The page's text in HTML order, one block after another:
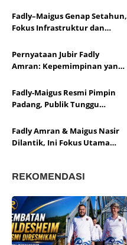
Fadly–Maigus Genap Setahun,
Fokus Infrastruktur dan
Pernyataan Jubir Fadly
Amran: Kepemimpinan yang
Warga Bukan untuk
Diperdebatkan
Fadly-Maigus Resmi Pimpin
Padang, Publik Tunggu
Fadly Amran & Maigus Nasir
Dilantik, Ini Fokus Utama
REKOMENDASI